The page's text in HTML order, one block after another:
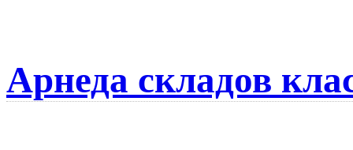
Арнеда складов